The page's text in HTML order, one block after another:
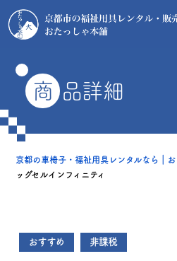
商 品詳細
京都の車椅子・福祉用具レンタルなら｜
ッグセルインフィニティ
おすすめ 非課税